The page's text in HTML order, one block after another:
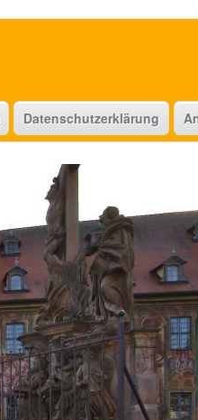
Datenschutzerklärung